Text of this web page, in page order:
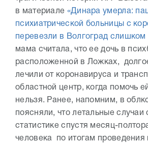
в материале «Динара умерла:
психиатрической больницы с
перевезли в Волгоград слишком
мама считала, что ее дочь в
расположенной в Ложках,
лечили от коронавируса и
областной центр, когда помочь
нельзя. Ранее, напомним, в
поясняли, что летальные случаи
статистике спустя месяц-
человека по итогам проведения